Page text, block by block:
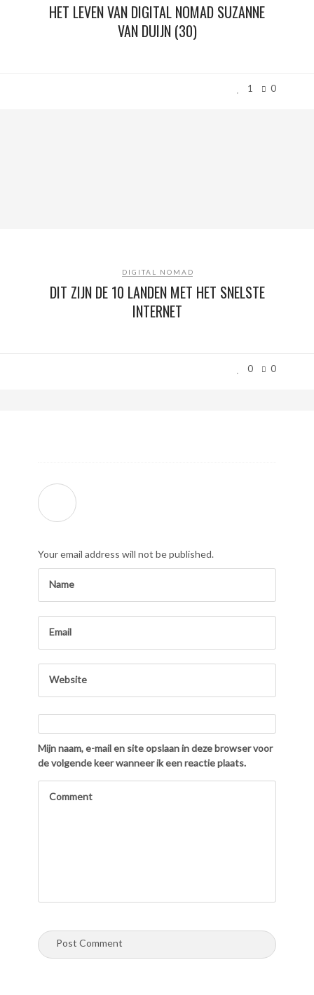
HET LEVEN VAN DIGITAL NOMAD SUZANNE
VAN DUIJN (30)
1 0
DIGITAL NOMAD
DIT ZIJN DE 10 LANDEN MET HET SNELSTE
INTERNET
0 0
Your email address will not be published.
Mijn naam, e-mail en site opslaan in deze browser voor
de volgende keer wanneer ik een reactie plaats.